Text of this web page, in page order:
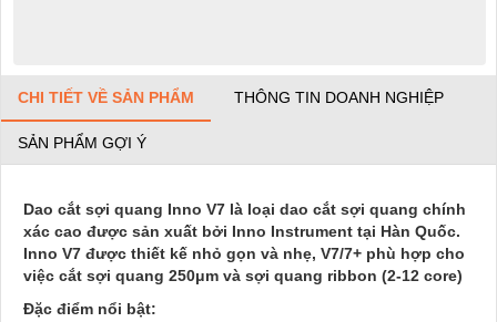
CHI TIẾT VỀ SẢN PHẨM THÔNG TIN DOANH NGHIỆP
SẢN PHẨM GỢI Ý
Dao cắt sợi quang Inno V7 là loại dao cắt sợi quang chính
xác cao được sản xuất bởi Inno Instrument tại Hàn Quốc.
Inno V7 được thiết kế nhỏ gọn và nhẹ, V7/7+ phù hợp cho
việc cắt sợi quang 250μm và sợi quang ribbon (2-12 core)
Đặc điểm nổi bật: